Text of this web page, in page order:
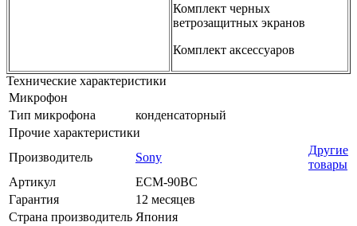
Комплект черных
ветрозащитных экранов
Комплект аксессуаров
Технические характеристики
Микрофон
Тип микрофона
конденсаторный
Прочие характеристики
Производитель
Sony
Другие
товары
Артикул
ECM-90BC
Гарантия
12 месяцев
Страна производитель Япония